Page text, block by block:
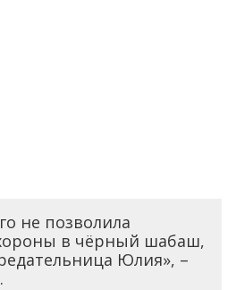
не позволила
в чёрный шабаш,
Юлия», –